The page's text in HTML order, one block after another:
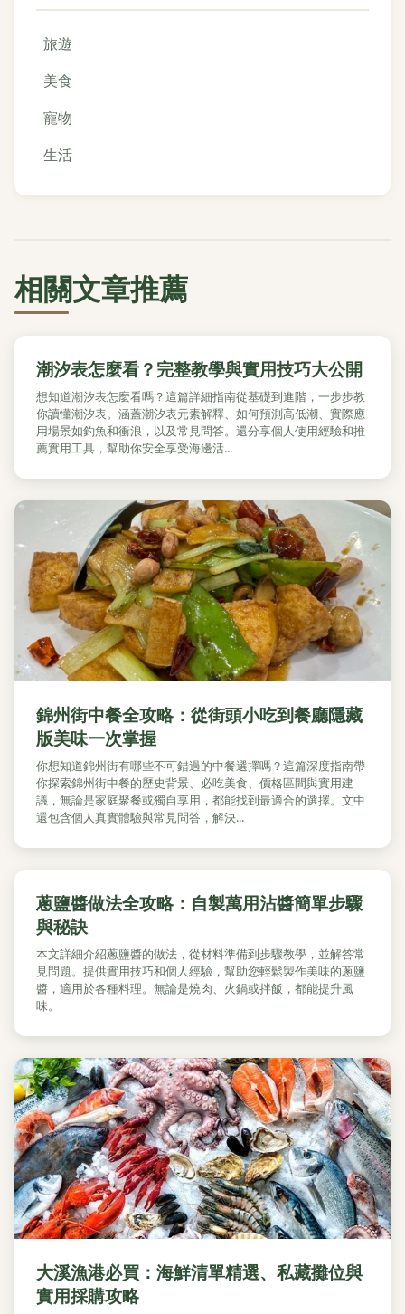
旅遊
美食
寵物
生活
相關文章推薦
潮汐表怎麼看？完整教學與實用技巧大公開
想知道潮汐表怎麼看嗎？這篇詳細指南從基礎到進階，一步步教
你讀懂潮汐表。涵蓋潮汐表元素解釋、如何預測高低潮、實際應
用場景如釣魚和衝浪，以及常見問答。還分享個人使用經驗和推
薦實用工具，幫助你安全享受海邊活...
錦州街中餐全攻略：從街頭小吃到餐廳隱藏
版美味一次掌握
你想知道錦州街有哪些不可錯過的中餐選擇嗎？這篇深度指南帶
你探索錦州街中餐的歷史背景、必吃美食、價格區間與實用建
議，無論是家庭聚餐或獨自享用，都能找到最適合的選擇。文中
還包含個人真實體驗與常見問答，解決...
蔥鹽醬做法全攻略：自製萬用沾醬簡單步驟
與秘訣
本文詳細介紹蔥鹽醬的做法，從材料準備到步驟教學，並解答常
見問題。提供實用技巧和個人經驗，幫助您輕鬆製作美味的蔥鹽
醬，適用於各種料理。無論是燒肉、火鍋或拌飯，都能提升風
味。
大溪漁港必買：海鮮清單精選、私藏攤位與
實用採購攻略